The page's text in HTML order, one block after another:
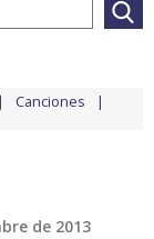
Canciones
de 2013